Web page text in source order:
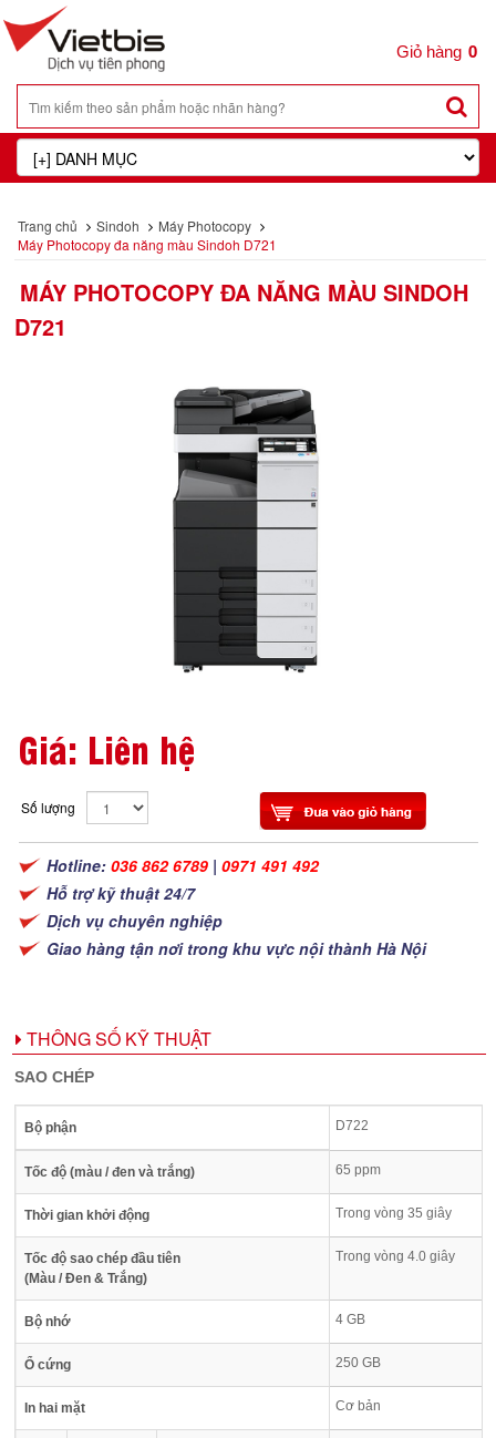
0
Trang chủ Sindoh
Máy Photocopy
Máy Photocopy đa năng màu Sindoh D721
MÁY PHOTOCOPY ĐA NĂNG MÀU SINDOH
D721
Giá: Liên hệ
Số lượng
Hotline: 036 862 6789 | 0971 491 492
Hỗ trợ kỹ thuật 24/7
Dịch vụ chuyên nghiệp
Giao hàng tận nơi trong khu vực nội thành Hà Nội
THÔNG SỐ KỸ THUẬT
SAO CHÉP
Bộ phận D722
Tốc độ (màu / đen và trắng) 65 ppm
Thời gian khởi động Trong vòng 35 giây
Tốc độ sao chép đầu tiên
(Màu / Đen & Trắng)
Trong vòng 4.0 giây
Bộ nhớ 4 GB
Ổ cứng 250 GB
In hai mặt Cơ bản